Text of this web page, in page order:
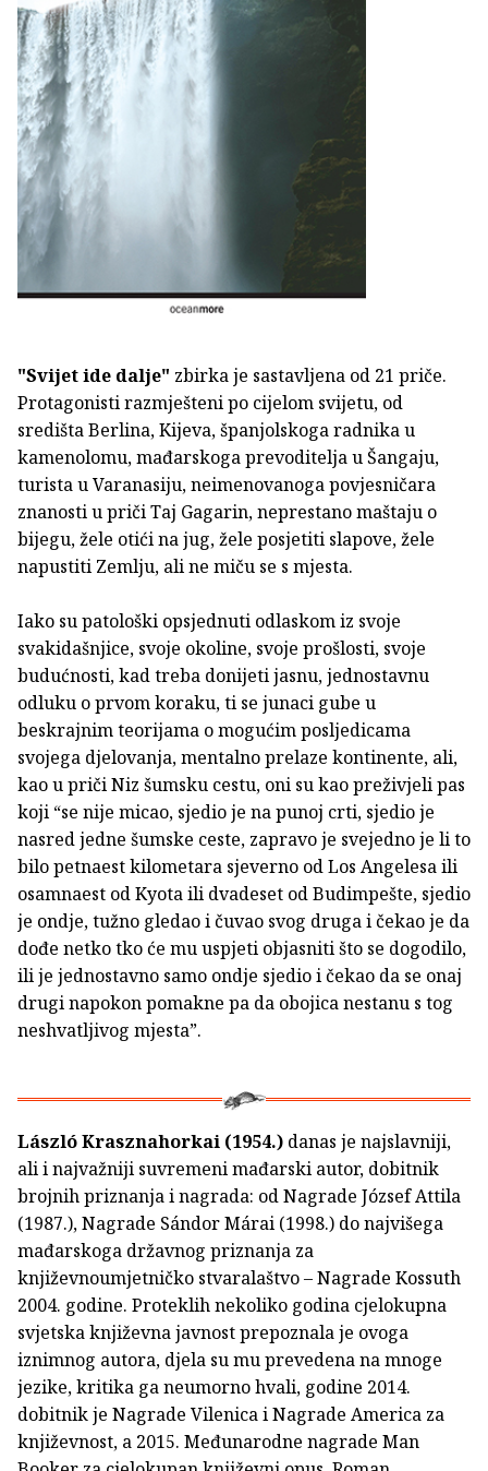
"Svijet ide dalje" zbirka je sastavljena od 21 priče.
Protagonisti razmješteni po cijelom svijetu, od
središta Berlina, Kijeva, španjolskoga radnika u
kamenolomu, mađarskoga prevoditelja u Šangaju,
turista u Varanasiju, neimenovanoga povjesničara
znanosti u priči Taj Gagarin, neprestano maštaju o
bijegu, žele otići na jug, žele posjetiti slapove, žele
napustiti Zemlju, ali ne miču se s mjesta.
Iako su patološki opsjednuti odlaskom iz svoje
svakidašnjice, svoje okoline, svoje prošlosti, svoje
budućnosti, kad treba donijeti jasnu, jednostavnu
odluku o prvom koraku, ti se junaci gube u
beskrajnim teorijama o mogućim posljedicama
svojega djelovanja, mentalno prelaze kontinente, ali,
kao u priči Niz šumsku cestu, oni su kao preživjeli pas
koji “se nije micao, sjedio je na punoj crti, sjedio je
nasred jedne šumske ceste, zapravo je svejedno je li to
bilo petnaest kilometara sjeverno od Los Angelesa ili
osamnaest od Kyota ili dvadeset od Budimpešte, sjedio
je ondje, tužno gledao i čuvao svog druga i čekao je da
dođe netko tko će mu uspjeti objasniti što se dogodilo,
ili je jednostavno samo ondje sjedio i čekao da se onaj
drugi napokon pomakne pa da obojica nestanu s tog
neshvatljivog mjesta”.
László Krasznahorkai (1954.) danas je najslavniji,
ali i najvažniji suvremeni mađarski autor, dobitnik
brojnih priznanja i nagrada: od Nagrade József Attila
(1987.), Nagrade Sándor Márai (1998.) do najvišega
mađarskoga državnog priznanja za
književnoumjetničko stvaralaštvo – Nagrade Kossuth
2004. godine. Proteklih nekoliko godina cjelokupna
svjetska književna javnost prepoznala je ovoga
iznimnog autora, djela su mu prevedena na mnoge
jezike, kritika ga neumorno hvali, godine 2014.
dobitnik je Nagrade Vilenica i Nagrade America za
književnost, a 2015. Međunarodne nagrade Man